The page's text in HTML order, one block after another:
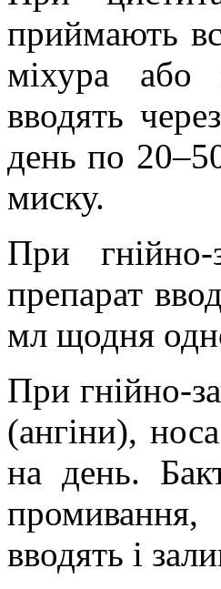
приймають
міхура або
вводять
день по
миску.
При гнійно-
препарат
мл щодня
При гнійно-
(ангіни),
на день.
вводять і